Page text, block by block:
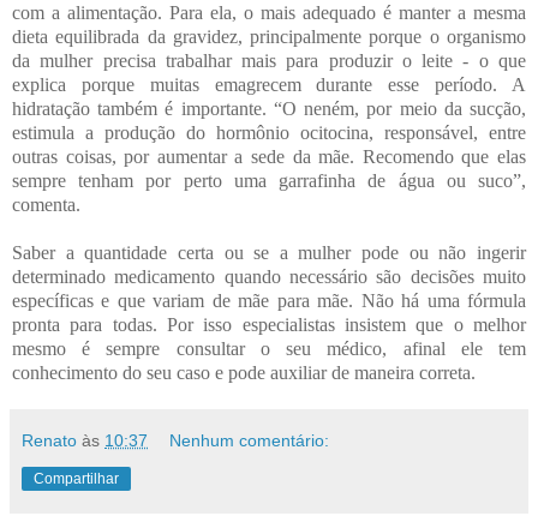
com a alimentação. Para ela, o mais adequado é manter a mesma
dieta equilibrada da gravidez, principalmente porque o organismo
da mulher precisa trabalhar mais para produzir o leite - o que
explica porque muitas emagrecem durante esse período. A
hidratação também é importante. “O neném, por meio da sucção,
estimula a produção do hormônio ocitocina, responsável, entre
outras coisas, por aumentar a sede da mãe. Recomendo que elas
sempre tenham por perto uma garrafinha de água ou suco”,
comenta.
Saber a quantidade certa ou se a mulher pode ou não ingerir
determinado medicamento quando necessário são decisões muito
específicas e que variam de mãe para mãe. Não há uma fórmula
pronta para todas. Por isso especialistas insistem que o melhor
mesmo é sempre consultar o seu médico, afinal ele tem
conhecimento do seu caso e pode auxiliar de maneira correta.
Renato às 10:37 Nenhum comentário:
Compartilhar